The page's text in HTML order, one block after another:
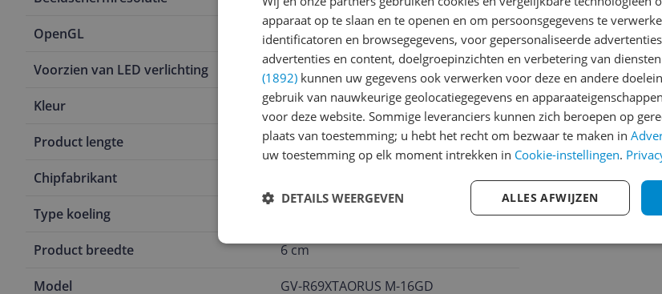
OpenGL 4.6
Voorzien van LED verlichting Ja
Kleur Zwart
Product lengte 14 cm
Chipfabrikant
Type koeling
Product breedte 6 cm
Model GV-R69XTAORUS M-16GD
apparaat op te slaan en te openen en om persoonsgegevens te
identificatoren en browsegegevens, voor gepersonaliseerde
advertenties en content, doelgroepinzichten en verbetering van
(1892) kunnen uw gegevens ook verwerken voor deze en andere
gebruik van nauwkeurige geolocatiegegevens en
voor deze website. Sommige leveranciers kunnen zich beroepen op
plaats van toestemming; u hebt het recht om bezwaar te maken in
uw toestemming op elk moment intrekken in Cookie-instellingen.
ALLES AFWIJZEN
DETAILS WEERGEVEN